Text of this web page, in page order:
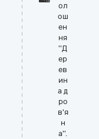
ол
ош
ен
ня
''Д
ер
ев
ин
а д
ро
в'я
н
а''.